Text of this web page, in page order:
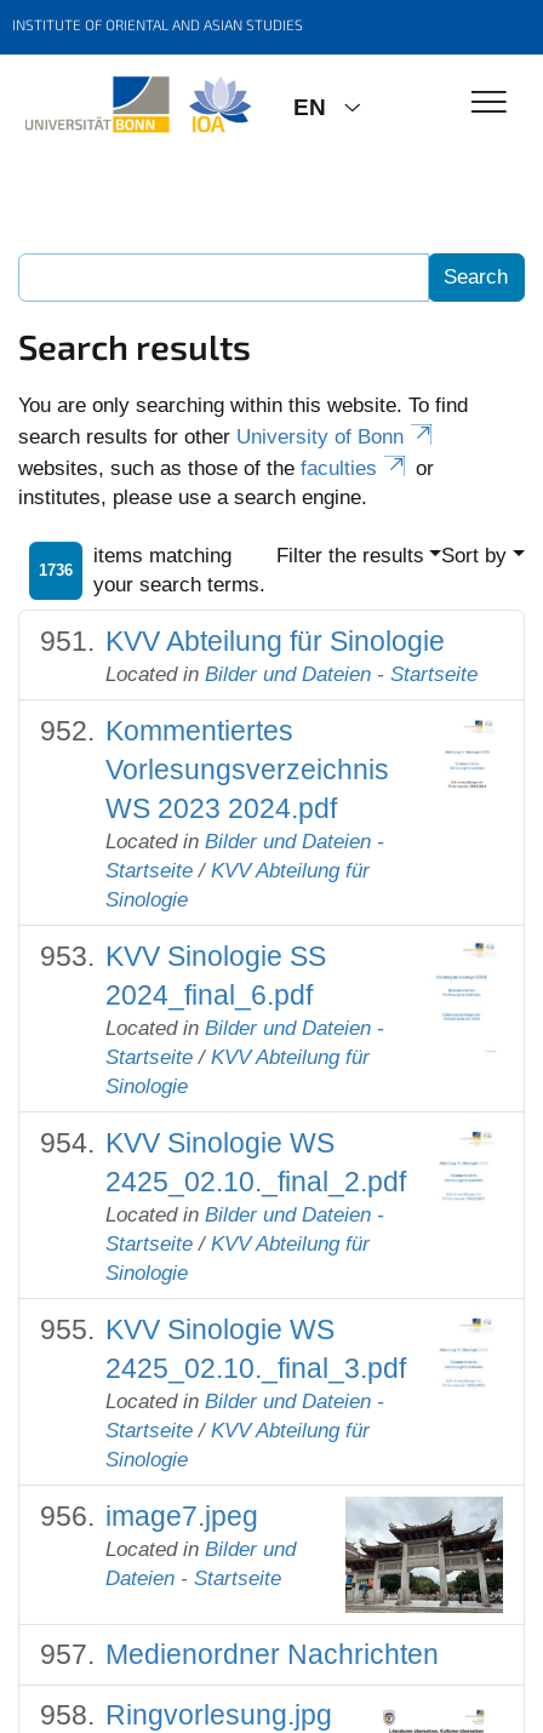
INSTITUTE OF ORIENTAL AND ASIAN STUDIES
EN
Search results
You are only searching within this website. To find
search results for other University of Bonn
websites, such as those of the faculties
or
institutes, please use a search engine.
1736
items matching
your search terms.
Filter the results Sort by
KVV Abteilung für Sinologie
Located in Bilder und Dateien - Startseite
Kommentiertes
Vorlesungsverzeichnis
WS 2023 2024.pdf
Located in Bilder und Dateien -
Startseite / KVV Abteilung für
Sinologie
KVV Sinologie SS
2024_final_6.pdf
Located in Bilder und Dateien -
Startseite / KVV Abteilung für
Sinologie
KVV Sinologie WS
2425_02.10._final_2.pdf
Located in Bilder und Dateien -
Startseite / KVV Abteilung für
Sinologie
KVV Sinologie WS
2425_02.10._final_3.pdf
Located in Bilder und Dateien -
Startseite / KVV Abteilung für
Sinologie
image7.jpeg
Located in Bilder und
Dateien - Startseite
Medienordner Nachrichten
Ringvorlesung.jpg